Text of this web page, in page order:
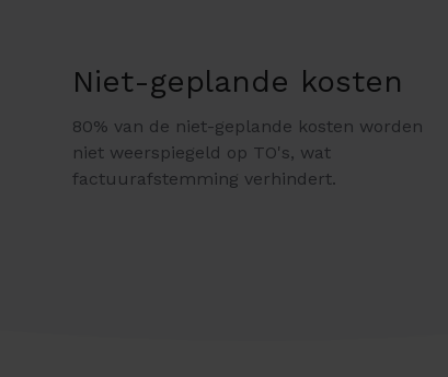
Niet-geplande kosten
80% van de niet-geplande kosten worden
niet weerspiegeld op TO's, wat
factuurafstemming verhindert.